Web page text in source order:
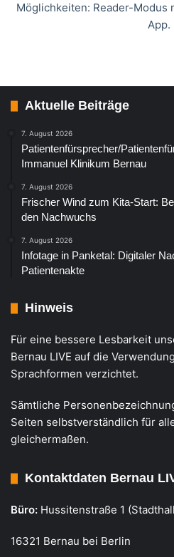
Möglichkeiten: Reader-Modus
App.
Aktuelle Beiträge
7. August 2026
Patientenfürsprecher/
Immanuel Klinikum Bernau
7. August 2026
Frischer Wind zum Kita-Start:
den Nachwuchs
7. August 2026
Infotage in Panketal: Digitaler
Patientenakte
Hinweis
Für eine bessere Lesbarkeit
Bernau LIVE auf die
Sprachformen verzichtet.
Sämtliche
Seiten selbstverständlich für
gleichermaßen.
Kontaktdaten Bernau
Büro: Hussitenstraße 1
16321 Bernau bei Berlin